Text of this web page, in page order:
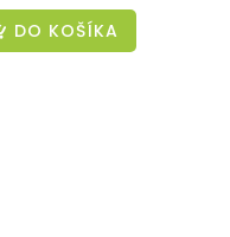
DO KOŠÍKA